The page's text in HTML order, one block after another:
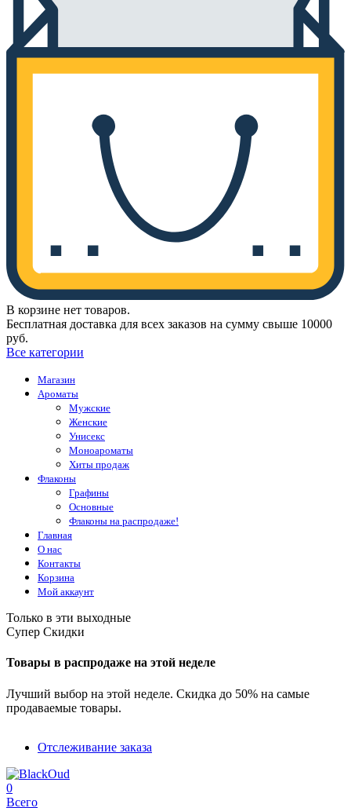
В корзине нет товаров.
Бесплатная доставка для всех заказов на сумму свыше 10000
руб.
Все категории
Магазин
Ароматы
Мужские
Женские
Унисекс
Моноароматы
Хиты продаж
Флаконы
Графины
Основные
Флаконы на распродаже!
Главная
О нас
Контакты
Корзина
Мой аккаунт
Только в эти выходные
Супер Скидки
Товары в распродаже на этой неделе
Лучший выбор на этой неделе. Скидка до 50% на самые
продаваемые товары.
Отслеживание заказа
0
Всего